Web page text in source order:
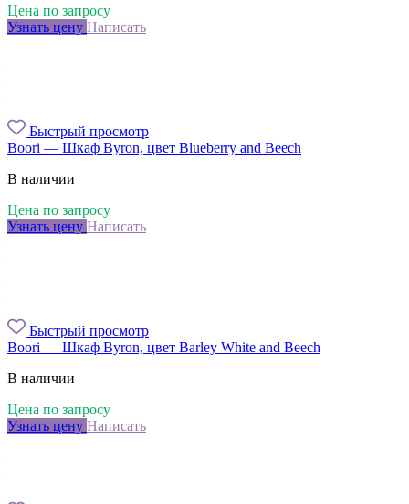
Цена по запросу
Узнать цену Написать
Быстрый просмотр
Boori — Шкаф Byron, цвет Blueberry and Beech
В наличии
Цена по запросу
Узнать цену Написать
Быстрый просмотр
Boori — Шкаф Byron, цвет Barley White and Beech
В наличии
Цена по запросу
Узнать цену Написать